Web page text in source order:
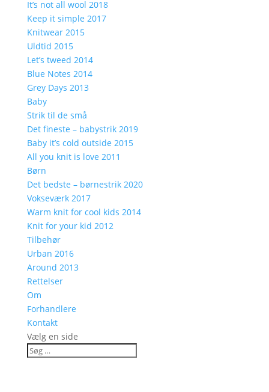
It’s not all wool 2018
Keep it simple 2017
Knitwear 2015
Uldtid 2015
Let’s tweed 2014
Blue Notes 2014
Grey Days 2013
Baby
Strik til de små
Det fineste – babystrik 2019
Baby it’s cold outside 2015
All you knit is love 2011
Børn
Det bedste – børnestrik 2020
Vokseværk 2017
Warm knit for cool kids 2014
Knit for your kid 2012
Tilbehør
Urban 2016
Around 2013
Rettelser
Om
Forhandlere
Kontakt
Vælg en side